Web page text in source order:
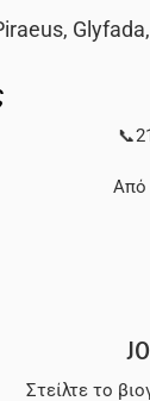
, Glyfada,
📞
Από
Στείλτε το